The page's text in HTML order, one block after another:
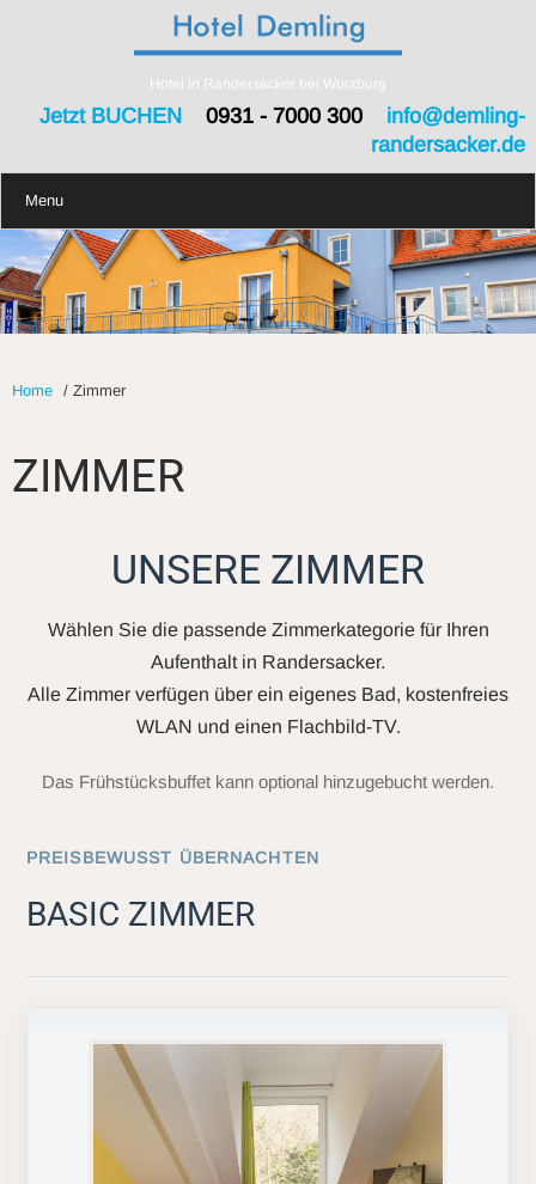
Hotel in Randersacker bei Würzburg
Jetzt BUCHEN0931 - 7000 300 info@demling-
randersacker.de
Menu
Home / Zimmer
ZIMMER
UNSERE ZIMMER
Wählen Sie die passende Zimmerkategorie für Ihren
Aufenthalt in Randersacker.
Alle Zimmer verfügen über ein eigenes Bad, kostenfreies
WLAN und einen Flachbild-TV.
Das Frühstücksbuffet kann optional hinzugebucht werden.
PREISBEWUSST ÜBERNACHTEN
BASIC ZIMMER